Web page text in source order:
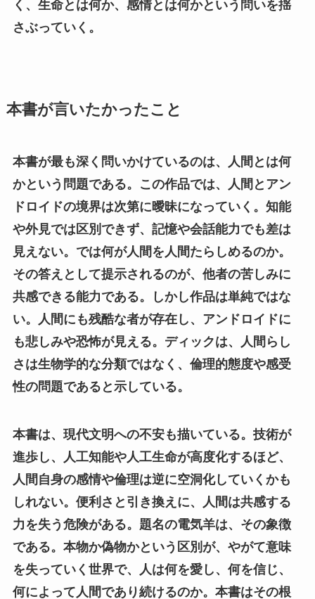
く、生命とは何か、感情とは何かという問いを揺
さぶっていく。
本書が言いたかったこと
本書が最も深く問いかけているのは、人間とは何
かという問題である。この作品では、人間とアン
ドロイドの境界は次第に曖昧になっていく。知能
や外見では区別できず、記憶や会話能力でも差は
見えない。では何が人間を人間たらしめるのか。
その答えとして提示されるのが、他者の苦しみに
共感できる能力である。しかし作品は単純ではな
い。人間にも残酷な者が存在し、アンドロイドに
も悲しみや恐怖が見える。ディックは、人間らし
さは生物学的な分類ではなく、倫理的態度や感受
性の問題であると示している。
本書は、現代文明への不安も描いている。技術が
進歩し、人工知能や人工生命が高度化するほど、
人間自身の感情や倫理は逆に空洞化していくかも
しれない。便利さと引き換えに、人間は共感する
力を失う危険がある。題名の電気羊は、その象徴
である。本物か偽物かという区別が、やがて意味
を失っていく世界で、人は何を愛し、何を信じ、
何によって人間であり続けるのか。本書はその根